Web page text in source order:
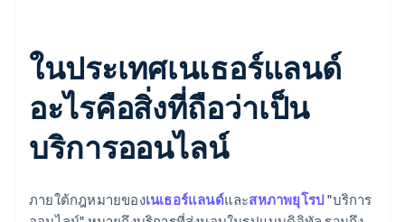
ในประเทศเนเธอร์แลนด์
อะไรคือสิ่งที่ถือว่าเป็น
บริการออนไลน์
ภายใต้กฎหมายของเนเธอร์แลนด์และสหภาพยุโรป"บริการ